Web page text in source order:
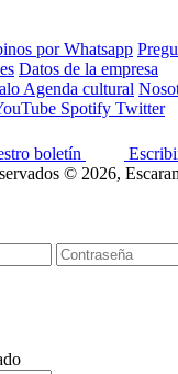
por Whatsapp
Datos de la empresa
Agenda cultural
Spotify Twitter
boletín
© 2026,